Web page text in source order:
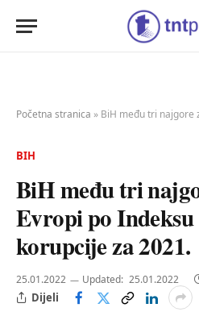
Početna stranica » BiH među tri najgore zemlje u
BIH
BiH među tri
Evropi po
korupcije za 2021.
25.01.2022 Updated: 25.01.2022
Dijeli